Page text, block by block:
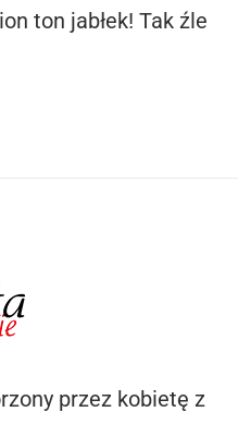
ton jabłek! Tak źle
przez kobietę z